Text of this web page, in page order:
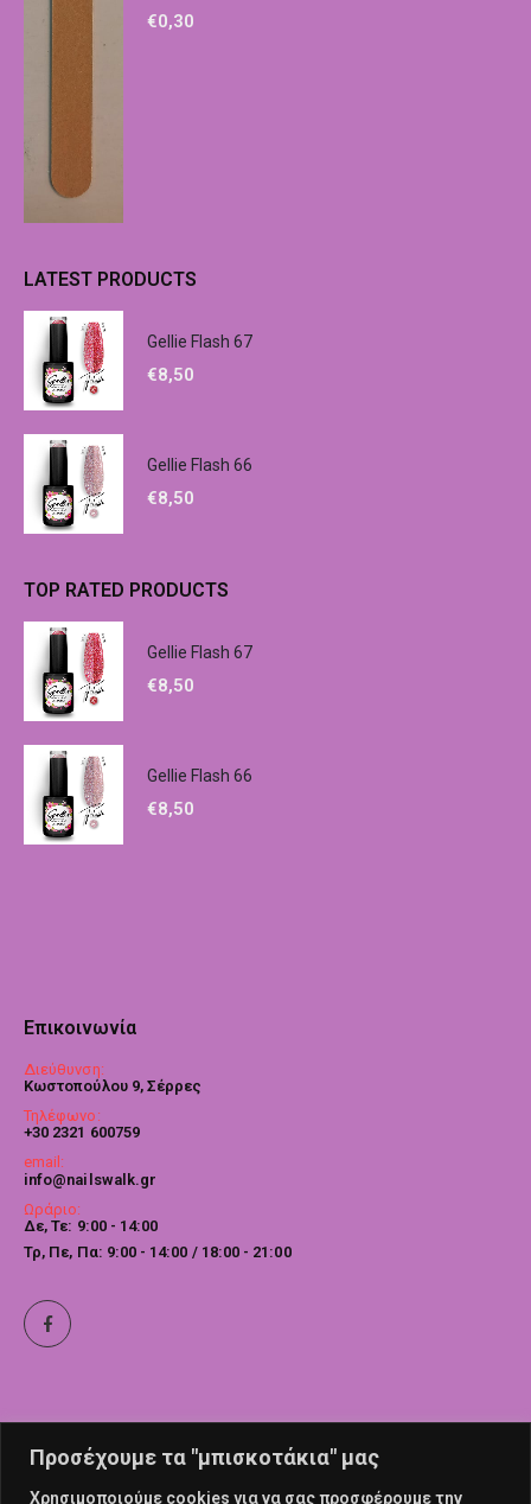
Προσέχουμε τα "μπισκοτάκια" μας
Χρησιμοποιούμε cookies για να σας προσφέρουμε την
€0,30
LATEST PRODUCTS
Gellie Flash 67
€8,50
Gellie Flash 66
€8,50
TOP RATED PRODUCTS
Gellie Flash 67
€8,50
Gellie Flash 66
€8,50
Επικοινωνία
Διεύθυνση:
Κωστοπούλου 9, Σέρρες
Τηλέφωνο:
+30 2321 600759
email:
info@nailswalk.gr
Ωράριο:
Δε, Τε: 9:00 - 14:00
Τρ, Πε, Πα: 9:00 - 14:00 / 18:00 - 21:00